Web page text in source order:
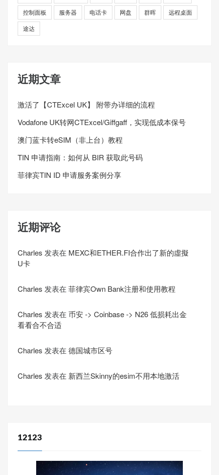
控制面板 服务器 电话卡 网盘 群晖
远程桌面
途达
近期文章
激活了【CTExcel UK】 附带办详细的流程
Vodafone UK转网CTExcel/Giffgaff，实现低成本保号
澳门蓝卡转eSIM（非上台）教程
TIN 申请指南：如何从 BIR 获取此号码
菲律宾TIN ID 申请服务案例分享
近期评论
Charles 发表在 MEXC和ETHER.FI合作出了新的虛擬
U卡
Charles 发表在 菲律宾Own Bank注册和使用教程
Charles 发表在 币安 -> Coinbase -> N26 低损耗出金
看看合不合适
Charles 发表在 德国城市区号
Charles 发表在 新西兰Skinny的esim不用本地激活
12123